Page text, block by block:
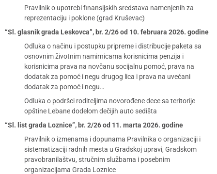
Pravilnik o upotrebi finansijskih sredstava namenjenih za
reprezentaciju i poklone (grad Kruševac)
“Sl. glasnik grada Leskovca”, br. 2/26 od 10. februara 2026. godine
Odluka o načinu i postupku pripreme i distribucije paketa sa
osnovnim životnim namirnicama korisnicima penzija i
korisnicima prava na novčanu socijalnu pomoć, prava na
dodatak za pomoć i negu drugog lica i prava na uvećani
dodatak za pomoć i negu…
Odluka o podršci roditeljima novorođene dece sa teritorije
opštine Lebane dodelom dečijih auto sedišta
“Sl. list grada Loznice”, br. 2/26 od 11. marta 2026. godine
Pravilnik o izmenama i dopunama Pravilnika o organizaciji i
sistematizaciji radnih mesta u Gradskoj upravi, Gradskom
pravobranilaštvu, stručnim službama i posebnim
organizacijama Grada Loznice